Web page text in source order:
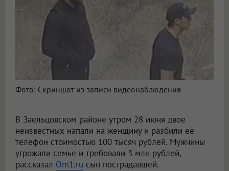
Фото: Скриншот из записи видеонаблюдения
В Заельцовском районе утром 28 июня двое
неизвестных напали на женщину и разбили её
телефон стоимостью 100 тысяч рублей. Мужчины
угрожали семье и требовали 3 млн рублей,
рассказал Om1.ru сын пострадавшей.